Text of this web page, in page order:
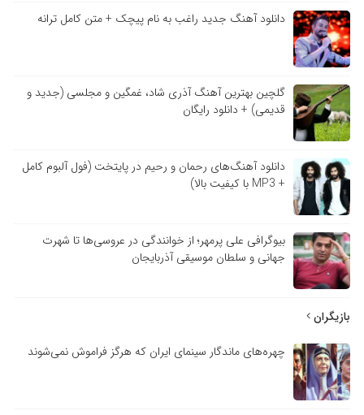
دانلود آهنگ جدید راغب به نام پیچک + متن کامل ترانه
گلچین بهترین آهنگ آذری شاد، غمگین و مجلسی (جدید و
قدیمی) + دانلود رایگان
دانلود آهنگ‌های رحمان و رحیم در پایتخت (فول آلبوم کامل
+ MP3 با کیفیت بالا)
بیوگرافی علی پرمهر؛ از خوانندگی در عروسی‌ها تا شهرت
جهانی و سلطان موسیقی آذربایجان
بازیگران
چهره‌های ماندگار سینمای ایران که هرگز فراموش نمی‌شوند